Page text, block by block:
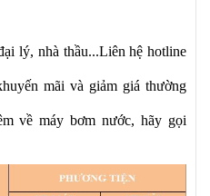
lý, nhà thầu...Liên hệ hotline
mãi và giảm giá thường
về máy bơm nước, hãy gọi